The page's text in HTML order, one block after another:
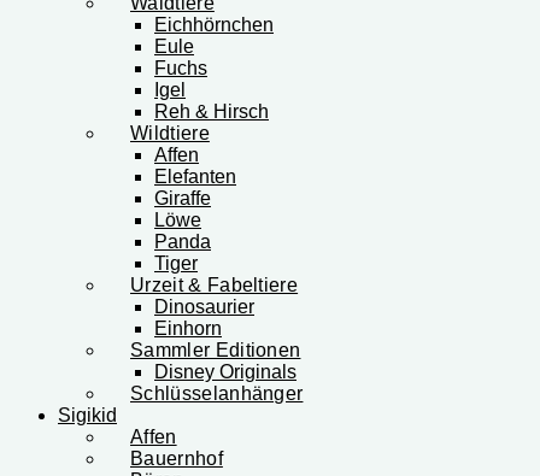
Eichhörnchen
Eule
Fuchs
Igel
Reh & Hirsch
Wildtiere
Affen
Elefanten
Giraffe
Löwe
Panda
Tiger
Urzeit & Fabeltiere
Dinosaurier
Einhorn
Sammler Editionen
Disney Originals
Schlüsselanhänger
Sigikid
Affen
Bauernhof